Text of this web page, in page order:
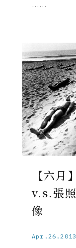
……
【六
v.s.張
像
Apr.26.2013